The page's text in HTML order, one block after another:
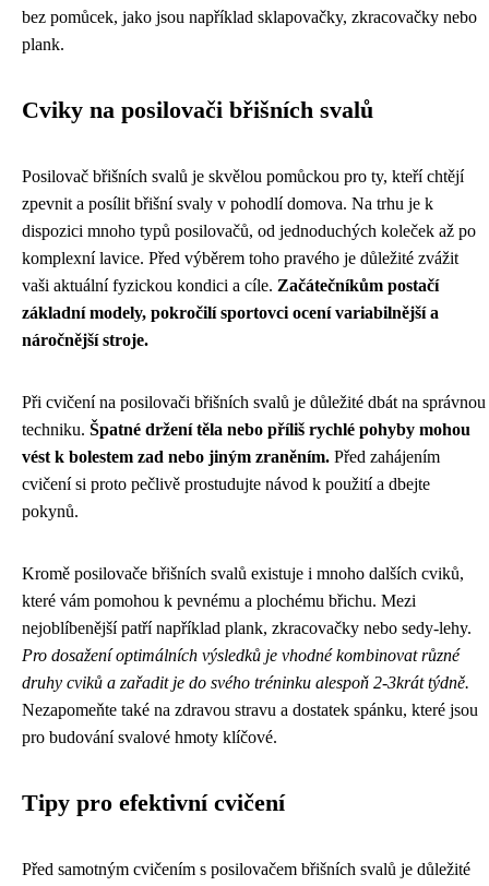
bez pomůcek, jako jsou například sklapovačky, zkracovačky nebo
plank.
Cviky na posilovači břišních svalů
Posilovač břišních svalů je skvělou pomůckou pro ty, kteří chtějí
zpevnit a posílit břišní svaly v pohodlí domova. Na trhu je k
dispozici mnoho typů posilovačů, od jednoduchých koleček až po
komplexní lavice. Před výběrem toho pravého je důležité zvážit
vaši aktuální fyzickou kondici a cíle. Začátečníkům postačí
základní modely, pokročilí sportovci ocení variabilnější a
náročnější stroje.
Při cvičení na posilovači břišních svalů je důležité dbát na správnou
techniku. Špatné držení těla nebo příliš rychlé pohyby mohou
vést k bolestem zad nebo jiným zraněním. Před zahájením
cvičení si proto pečlivě prostudujte návod k použití a dbejte
pokynů.
Kromě posilovače břišních svalů existuje i mnoho dalších cviků,
které vám pomohou k pevnému a plochému břichu. Mezi
nejoblíbenější patří například plank, zkracovačky nebo sedy-lehy.
Pro dosažení optimálních výsledků je vhodné kombinovat různé
druhy cviků a zařadit je do svého tréninku alespoň 2-3krát týdně.
Nezapomeňte také na zdravou stravu a dostatek spánku, které jsou
pro budování svalové hmoty klíčové.
Tipy pro efektivní cvičení
Před samotným cvičením s posilovačem břišních svalů je důležité